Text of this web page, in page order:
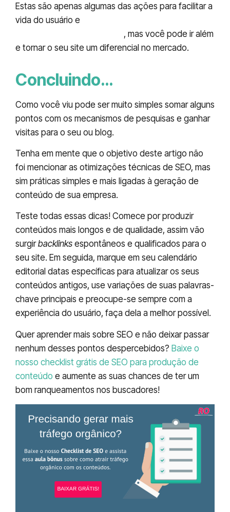
Estas são apenas algumas das ações para facilitar a
vida do usuário e
, mas você pode ir além
e tornar o seu site um diferencial no mercado.
Concluindo…
Como você viu pode ser muito simples somar alguns
pontos com os mecanismos de pesquisas e ganhar
visitas para o seu ou blog.
Tenha em mente que o objetivo deste artigo não
foi mencionar as otimizações técnicas de SEO, mas
sim práticas simples e mais ligadas à geração de
conteúdo de sua empresa.
Teste todas essas dicas! Comece por produzir
conteúdos mais longos e de qualidade, assim vão
surgirbacklinks espontâneos e qualificados para o
seu site. Em seguida, marque em seu calendário
editorial datas específicas para atualizar os seus
conteúdos antigos, use variações de suas palavras-
chave principais e preocupe-se sempre com a
experiência do usuário, faça dela a melhor possível.
Quer aprender mais sobre SEO e não deixar passar
nenhum desses pontos despercebidos? Baixe o
nosso checklist grátis de SEO para produção de
conteúdo e aumente as suas chances de ter um
bom ranqueamentos nos buscadores!